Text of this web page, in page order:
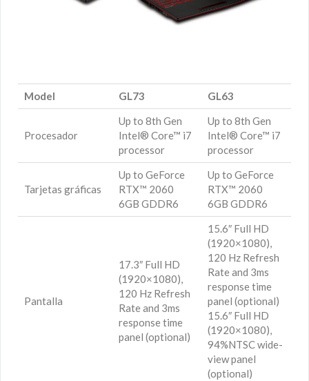
Model GL73 GL63
Procesador
Up to 8th Gen
Intel® Core™ i7
processor
Up to 8th Gen
Intel® Core™ i7
processor
Tarjetas gráficas
Up to GeForce
RTX™ 2060
6GB GDDR6
Up to GeForce
RTX™ 2060
6GB GDDR6
Pantalla
17.3″ Full HD
(1920×1080),
120 Hz Refresh
Rate and 3ms
response time
panel (optional)
15.6″ Full HD
(1920×1080),
120 Hz Refresh
Rate and 3ms
response time
panel (optional)
15.6″ Full HD
(1920×1080),
94%NTSC wide-
view panel
(optional)